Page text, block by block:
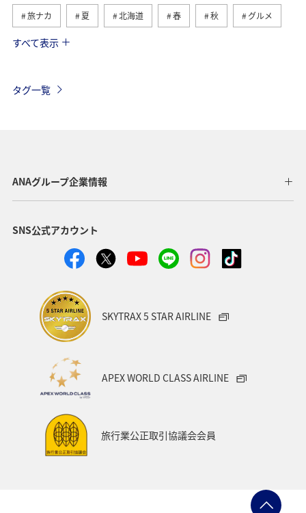
旅ナカ 夏 北海道 春 秋 グルメ
海 海外
マイルを貯める トラウト 北陸地方 福岡県
静岡県 ツアー
鹿児島県 栃木県 マダイ
家族旅行
中国地方 アメリカ
イワナ
アメリカ・カナダ・中南米
世界遺産
愛媛県 福島県
フランス
すべて表示
タグ一覧
ANAグループ企業情報
SNS公式アカウント
SKYTRAX 5 STAR AIRLINE
APEX WORLD CLASS AIRLINE
旅行業公正取引協議会会員